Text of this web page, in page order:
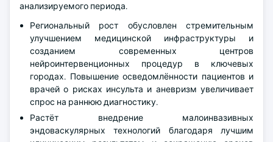
анализируемого периода.
Региональный рост обусловлен стремительным
улучшением медицинской инфраструктуры и
созданием современных центров
нейроинтервенционных процедур в ключевых
городах. Повышение осведомлённости пациентов и
врачей о рисках инсульта и аневризм увеличивает
спрос на раннюю диагностику.
Растёт внедрение малоинвазивных
эндоваскулярных технологий благодаря лучшим